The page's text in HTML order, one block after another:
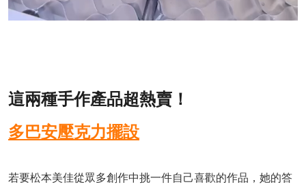
這兩種手作產品超熱賣！
多巴安壓克力擺設
若要松本美佳從眾多創作中挑一件自己喜歡的作品，她的答